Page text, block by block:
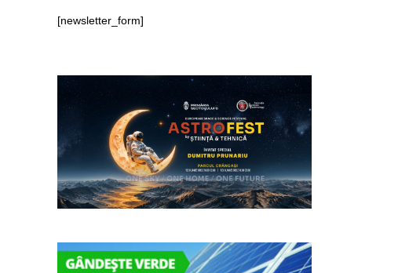
[newsletter_form]